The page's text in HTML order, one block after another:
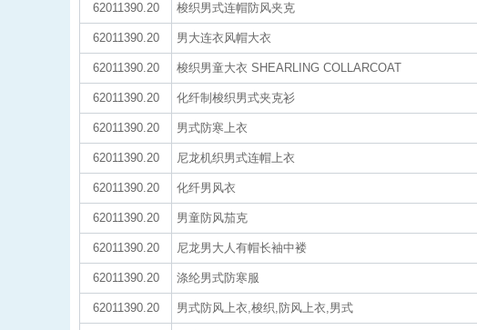
62011390.20 梭织男式连帽防风夹克
62011390.20 男大连衣风帽大衣
62011390.20 梭织男童大衣 SHEARLING COLLARCOAT
62011390.20 化纤制梭织男式夹克衫
62011390.20 男式防寒上衣
62011390.20 尼龙机织男式连帽上衣
62011390.20 化纤男风衣
62011390.20 男童防风茄克
62011390.20 尼龙男大人有帽长袖中褛
62011390.20 涤纶男式防寒服
62011390.20 男式防风上衣,梭织,防风上衣,男式